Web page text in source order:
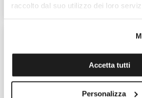
raccolto dal suo utilizzo dei loro
Accetta tutti
Personalizza
AGGIUNGI AL CARRELLO